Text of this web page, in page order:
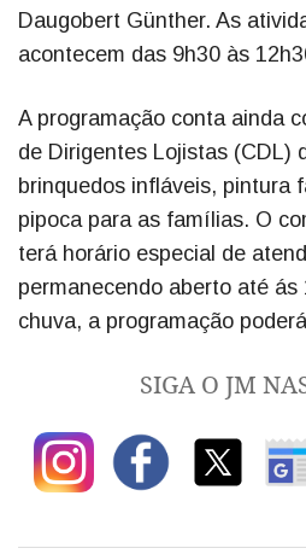
Daugobert Günther. As
acontecem das 9h30 às
A programação conta ainda
de Dirigentes Lojistas (CDL)
brinquedos infláveis, pintura
pipoca para as famílias. O
terá horário especial de
permanecendo aberto até ás
chuva, a programação
SIGA O JM